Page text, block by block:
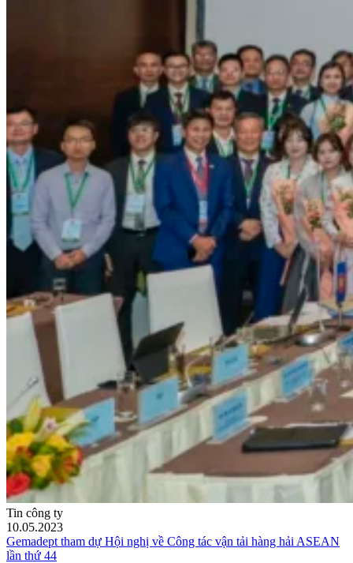
Tin công ty
10.05.2023
Gemadept tham dự Hội nghị về Công tác vận tải hàng hải ASEAN
lần thứ 44